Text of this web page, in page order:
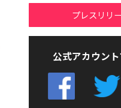
プレスリリ
公式アカウン